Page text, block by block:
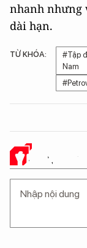
nhanh nhưng
dài hạn.
TỪ KHÓA:
#Tập
Nam
Ý KIẾN CỦA